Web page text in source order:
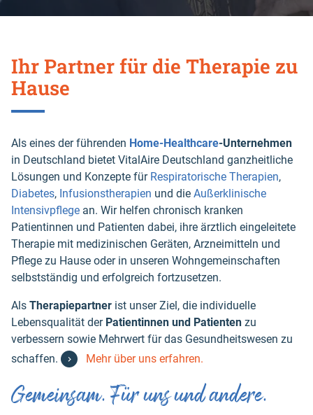
Ihr Partner für die Therapie zu
Hause
Als eines der führenden Home-Healthcare-Unternehmen
in Deutschland bietet VitalAire Deutschland ganzheitliche
Lösungen und Konzepte fürRespiratorische Therapien,
Diabetes, Infusionstherapien und die Außerklinische
Intensivpflege an. Wir helfen chronisch kranken
Patientinnen und Patienten dabei, ihre ärztlich eingeleitete
Therapie mit medizinischen Geräten, Arzneimitteln und
Pflege zu Hause oder in unseren Wohngemeinschaften
selbstständig und erfolgreich fortzusetzen.
Als Therapiepartner ist unser Ziel, die individuelle
Lebensqualität der Patientinnen und Patienten zu
verbessern sowie Mehrwert für das Gesundheitswesen zu
schaffen.
Mehr über uns erfahren.
Gemeinsam. Für uns und andere.